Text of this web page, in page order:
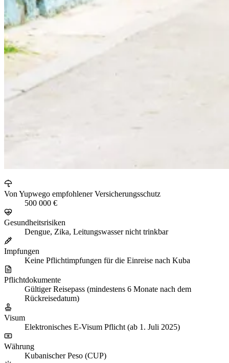
Von Yupwego empfohlener Versicherungsschutz
500 000 €
Gesundheitsrisiken
Dengue, Zika, Leitungswasser nicht trinkbar
Impfungen
Keine Pflichtimpfungen für die Einreise nach Kuba
Pflichtdokumente
Gültiger Reisepass (mindestens 6 Monate nach dem
Rückreisedatum)
Visum
Elektronisches E-Visum Pflicht (ab 1. Juli 2025)
Währung
Kubanischer Peso (CUP)